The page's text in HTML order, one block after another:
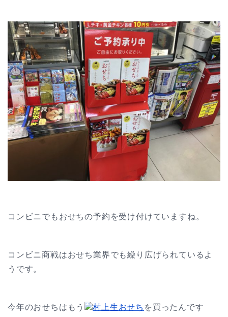
コンビニでもおせちの予約を受け付けていますね。
コンビニ商戦はおせち業界でも繰り広げられているよ
うです。
今年のおせちはもう 村上生おせち を買ったんです